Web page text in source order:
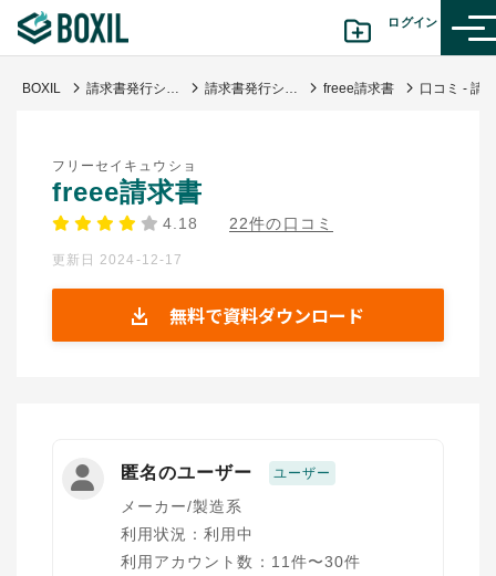
ログイン
診断から探す(β版)
BOXILの使い方ガイド 情報掲載をご希望の方へ
BOXIL 請求書発行システム 比較 おすすめ23選｜シェア・機能で選ぶ 請求書発行システム freee請求書
フリーセイキュウショ
freee請求書
4.18 22件の口コミ
更新日 2024-12-17
無料で資料ダウンロード
匿名のユーザー ユーザー
メーカー/製造系
利用状況：利用中
利用アカウント数：11件〜30件